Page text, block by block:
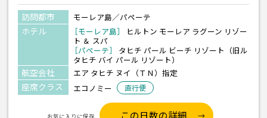
訪問都市 モーレア島／パペーテ
ホテル ［モーレア島］
ヒルトン モーレア ラグーン リゾー
ト ＆ スパ
［パペーテ］
タヒチ パール ビーチ リゾート（旧ル
タヒチ バイ パール リゾート）
航空会社 エア タヒチ ヌイ（ＴＮ）指定
座席クラス エコノミー 直行便
お気に入りに保存 この日数の詳細